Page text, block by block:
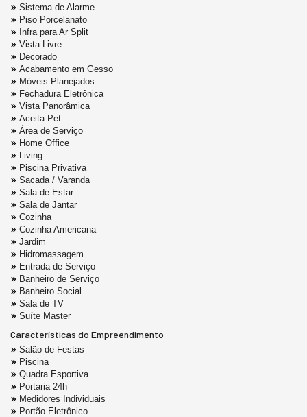
Sistema de Alarme
Piso Porcelanato
Infra para Ar Split
Vista Livre
Decorado
Acabamento em Gesso
Móveis Planejados
Fechadura Eletrônica
Vista Panorâmica
Aceita Pet
Área de Serviço
Home Office
Living
Piscina Privativa
Sacada / Varanda
Sala de Estar
Sala de Jantar
Cozinha
Cozinha Americana
Jardim
Hidromassagem
Entrada de Serviço
Banheiro de Serviço
Banheiro Social
Sala de TV
Suíte Master
Características do Empreendimento
Salão de Festas
Piscina
Quadra Esportiva
Portaria 24h
Medidores Individuais
Portão Eletrônico